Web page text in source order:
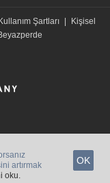
Şartları
Kişisel
artırmak
oku.
OK